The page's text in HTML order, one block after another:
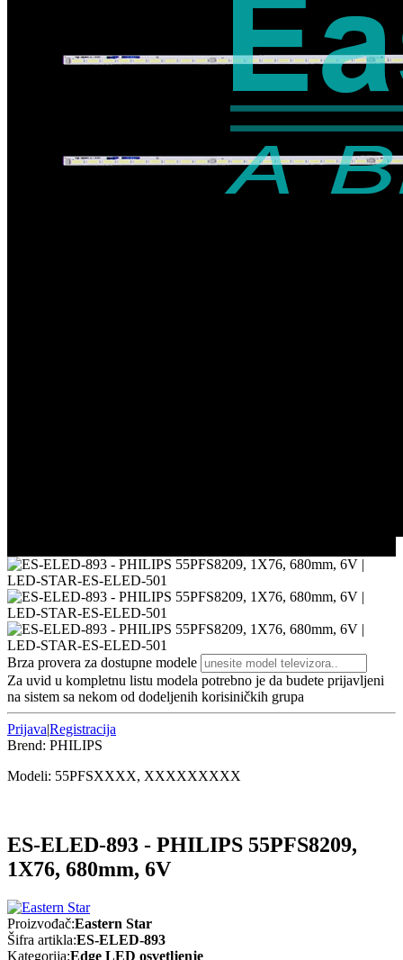
Brza provera za dostupne modele
Za uvid u kompletnu listu modela potrebno je da budete prijavljeni
na sistem sa nekom od dodeljenih korisiničkih grupa
Prijava|Registracija
Brend: PHILIPS
Modeli: 55PFSXXXX, XXXXXXXXX
ES-ELED-893 - PHILIPS 55PFS8209,
1X76, 680mm, 6V
Proizvođač:Eastern Star
Šifra artikla:ES-ELED-893
Kategorija:Edge LED osvetljenje